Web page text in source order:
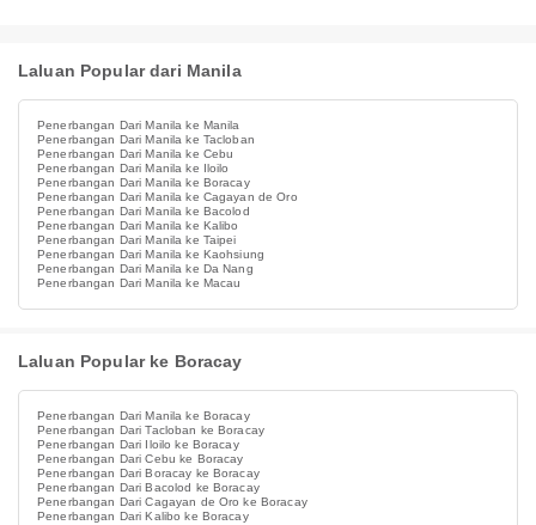
Laluan Popular dari Manila
Penerbangan Dari Manila ke Manila
Penerbangan Dari Manila ke Tacloban
Penerbangan Dari Manila ke Cebu
Penerbangan Dari Manila ke Iloilo
Penerbangan Dari Manila ke Boracay
Penerbangan Dari Manila ke Cagayan de Oro
Penerbangan Dari Manila ke Bacolod
Penerbangan Dari Manila ke Kalibo
Penerbangan Dari Manila ke Taipei
Penerbangan Dari Manila ke Kaohsiung
Penerbangan Dari Manila ke Da Nang
Penerbangan Dari Manila ke Macau
Laluan Popular ke Boracay
Penerbangan Dari Manila ke Boracay
Penerbangan Dari Tacloban ke Boracay
Penerbangan Dari Iloilo ke Boracay
Penerbangan Dari Cebu ke Boracay
Penerbangan Dari Boracay ke Boracay
Penerbangan Dari Bacolod ke Boracay
Penerbangan Dari Cagayan de Oro ke Boracay
Penerbangan Dari Kalibo ke Boracay